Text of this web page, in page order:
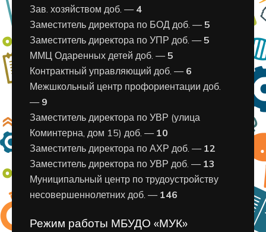
Зав. хозяйством доб. — 4
Заместитель директора по БОД доб. —5
Заместитель директора по УПР доб. —5
ММЦ Одаренных детей доб. —5
Контрактный управляющий доб. — 6
Межшкольный центр профориентации доб.
— 9
Заместитель директора по УВР (улица
Коминтерна, дом 15) доб. — 10
Заместитель директора по АХР доб. — 12
Заместитель директора по УВР доб. — 13
Муниципальный центр по трудоустройству
несовершеннолетних доб. — 146
Режим работы МБУДО «МУК»